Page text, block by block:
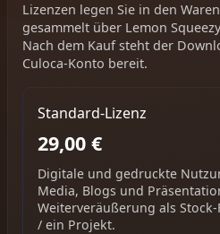
Lizenzen legen Sie in den
gesammelt über Lemon
Nach dem Kauf steht der
Culoca-Konto bereit.
Standard-Lizenz
29,00 €
Digitale und gedruckte
Media, Blogs und
Weiterveräußerung als
/ ein Projekt.